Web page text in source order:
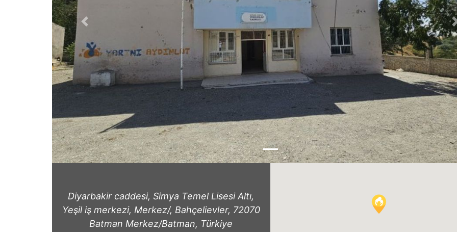
Previous
Diyarbakir caddesi, Simya Temel Lisesi Altı,
Yeşil iş merkezi, Merkez/, Bahçelievler, 72070
Batman Merkez/Batman, Türkiye